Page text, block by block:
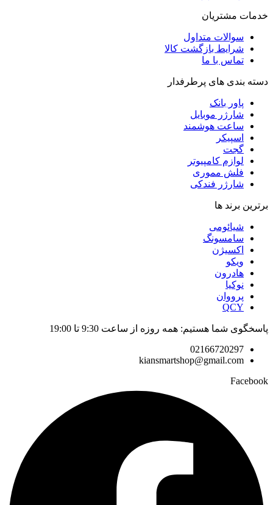
خدمات مشتریان
سوالات متداول
شرایط بازگشت کالا
تماس با ما
دسته بندی های پرطرفدار
پاور بانک
شارژر موبایل
ساعت هوشمند
اسپیکر
گجت
لوازم کامپیوتر
فلش مموری
شارژر فندکی
برترین برند ها
شیائومی
سامسونگ
اکسیژن
ویکو
هادرون
نوکیا
پرووان
QCY
پاسخگوی شما هستیم: همه روزه از ساعت 9:30 تا 19:00
02166720297
kiansmartshop@gmail.com
Facebook